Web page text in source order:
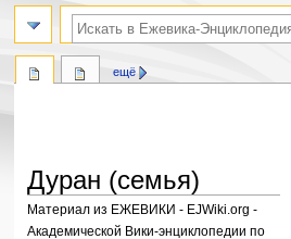
Дуран (семья)
Материал из ЕЖЕВИКИ - EJWiki.org -
Академической Вики-энциклопедии по
ещё
поиск по словам